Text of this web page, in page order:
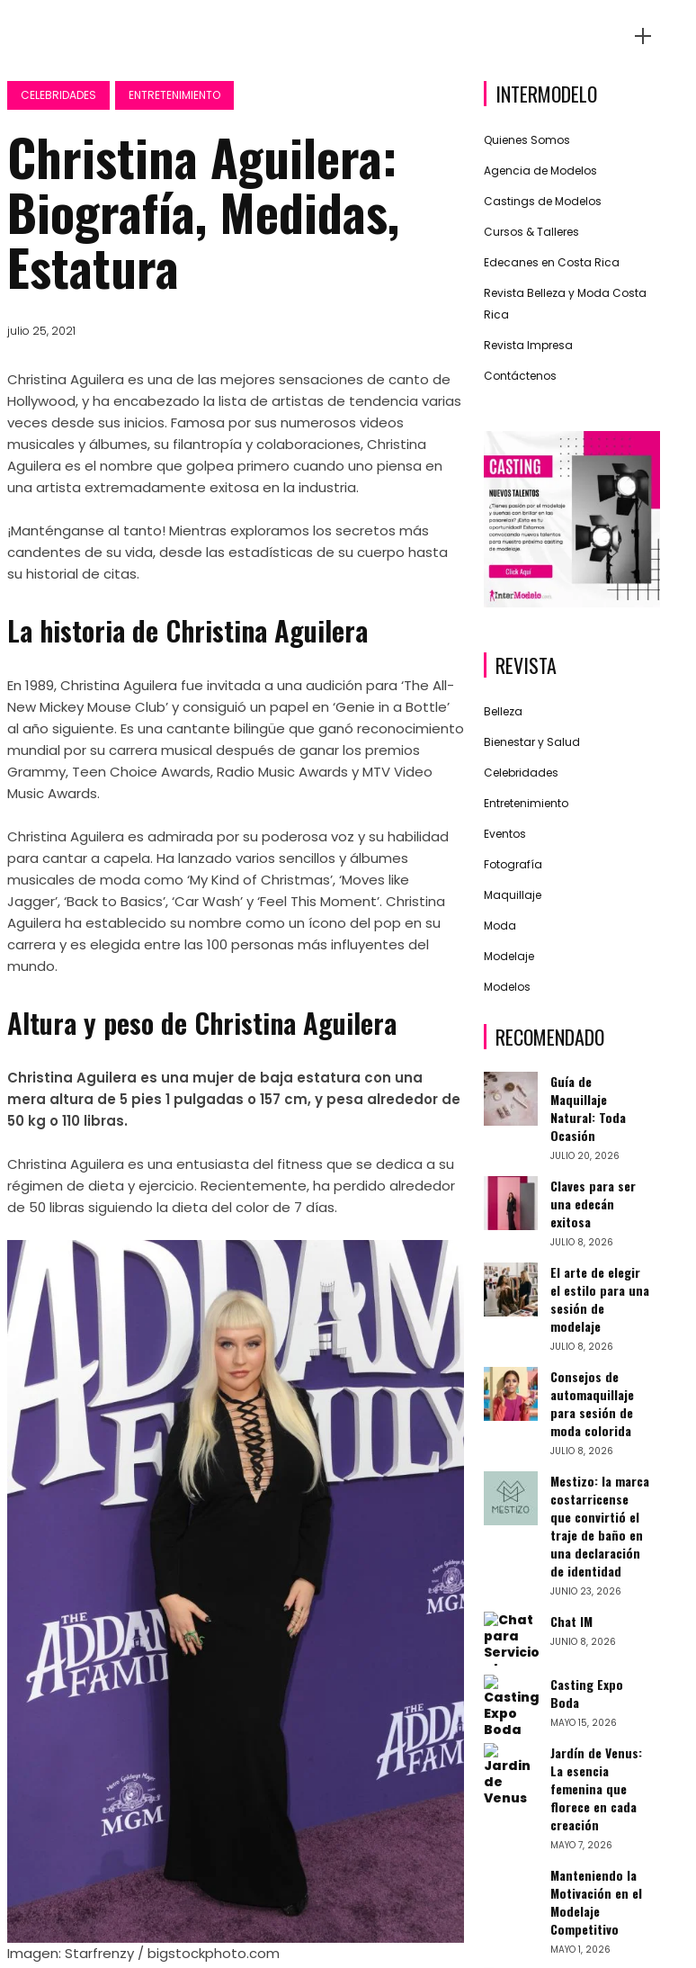
CELEBRIDADES ENTRETENIMIENTO
Christina Aguilera:
Biografía, Medidas,
Estatura
julio 25, 2021
Christina Aguilera es una de las mejores sensaciones de canto de
Hollywood, y ha encabezado la lista de artistas de tendencia varias
veces desde sus inicios. Famosa por sus numerosos videos
musicales y álbumes, su filantropía y colaboraciones, Christina
Aguilera es el nombre que golpea primero cuando uno piensa en
una artista extremadamente exitosa en la industria.
¡Manténganse al tanto! Mientras exploramos los secretos más
candentes de su vida, desde las estadísticas de su cuerpo hasta
su historial de citas.
La historia de Christina Aguilera
En 1989, Christina Aguilera fue invitada a una audición para ‘The All-
New Mickey Mouse Club’ y consiguió un papel en ‘Genie in a Bottle’
al año siguiente. Es una cantante bilingüe que ganó reconocimiento
mundial por su carrera musical después de ganar los premios
Grammy, Teen Choice Awards, Radio Music Awards y MTV Video
Music Awards.
Christina Aguilera es admirada por su poderosa voz y su habilidad
para cantar a capela. Ha lanzado varios sencillos y álbumes
musicales de moda como ‘My Kind of Christmas’, ‘Moves like
Jagger’, ‘Back to Basics’, ‘Car Wash’ y ‘Feel This Moment’. Christina
Aguilera ha establecido su nombre como un ícono del pop en su
carrera y es elegida entre las 100 personas más influyentes del
mundo.
Altura y peso de Christina Aguilera
Christina Aguilera es una mujer de baja estatura con una
mera altura de 5 pies 1 pulgadas o 157 cm, y pesa alrededor de
50 kg o 110 libras.
Christina Aguilera es una entusiasta del fitness que se dedica a su
régimen de dieta y ejercicio. Recientemente, ha perdido alrededor
de 50 libras siguiendo la dieta del color de 7 días.
Imagen: Starfrenzy / bigstockphoto.com
INTERMODELO
Quienes Somos
Agencia de Modelos
Castings de Modelos
Cursos & Talleres
Edecanes en Costa Rica
Revista Belleza y Moda Costa
Rica
Revista Impresa
Contáctenos
REVISTA
Belleza
Bienestar y Salud
Celebridades
Entretenimiento
Eventos
Fotografía
Maquillaje
Moda
Modelaje
Modelos
RECOMENDADO
Guía de
Maquillaje
Natural: Toda
Ocasión
JULIO 20, 2026
Claves para ser
una edecán
exitosa
JULIO 8, 2026
El arte de elegir
el estilo para una
sesión de
modelaje
JULIO 8, 2026
Consejos de
automaquillaje
para sesión de
moda colorida
JULIO 8, 2026
Mestizo: la marca
costarricense
que convirtió el
traje de baño en
una declaración
de identidad
JUNIO 23, 2026
Chat IM
JUNIO 8, 2026
Casting Expo
Boda
MAYO 15, 2026
Jardín de Venus:
La esencia
femenina que
florece en cada
creación
MAYO 7, 2026
Manteniendo la
Motivación en el
Modelaje
Competitivo
MAYO 1, 2026